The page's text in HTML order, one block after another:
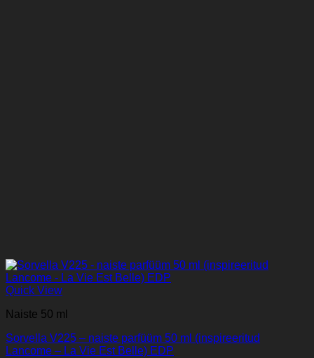
Quick View
Naiste 50 ml
Sorvella V225 – naiste parfüüm 50 ml (inspireeritud
Lancome – La Vie Est Belle) EDP